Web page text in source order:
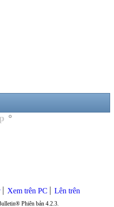
Xem trên PC Lên trên
Phiên bản 4.2.3.